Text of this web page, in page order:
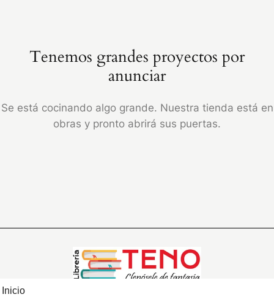
Tenemos grandes proyectos por
anunciar
Se está cocinando algo grande. Nuestra tienda está en
obras y pronto abrirá sus puertas.
Inicio